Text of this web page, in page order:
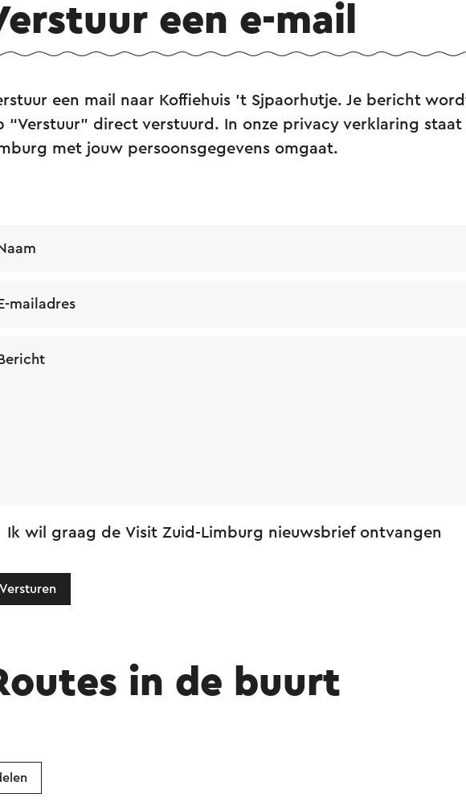
een e-mail
een mail naar Koffiehuis 't Sjpaorhutje. Je bericht
“Verstuur” direct verstuurd. In onze privacy verklaring staat
met jouw persoonsgegevens omgaat.
mailadres
Ik wil graag de Visit Zuid-Limburg nieuwsbrief ontvangen
Versturen
in de buurt